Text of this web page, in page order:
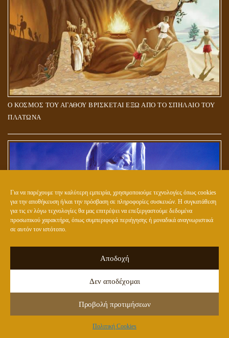
Για να παρέχουμε την καλύτερη εμπειρία, χρησιμοποιούμε τεχνολογίες όπως cookies
για την αποθήκευση ή/και την πρόσβαση σε πληροφορίες συσκευών. Η συγκατάθεση
για τις εν λόγω τεχνολογίες θα μας επιτρέψει να επεξεργαστούμε δεδομένα
προσωπικού χαρακτήρα, όπως συμπεριφορά περιήγησης ή μοναδικά αναγνωριστικά
σε αυτόν τον ιστότοπο.
Αποδοχή
Δεν αποδέχομαι
Προβολή προτιμήσεων
Πολιτική Cookies
Ο ΚΟΣΜΟΣ ΤΟΥ ΑΓΑΘΟΥ ΒΡΙΣΚΕΤΑΙ ΕΞΩ ΑΠΟ ΤΟ ΣΠΗΛΑΙΟ ΤΟΥ
ΠΛΑΤΩΝΑ
ΕΤΟΙΜΑΖΟΥΝ ΤΟ ΝΕΟ (ΥΒΡΙΔΙΚΟ) ΕΙΔΟΣ ΑΝΘΡΩΠΟΥ;